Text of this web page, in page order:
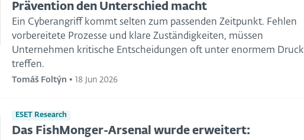
Prävention den Unterschied macht
Ein Cyberangriff kommt selten zum passenden Zeitpunkt. Fehlen
vorbereitete Prozesse und klare Zuständigkeiten, müssen
Unternehmen kritische Entscheidungen oft unter enormem Druck
treffen.
Tomáš Foltýn • 18 Jun 2026
ESET Research
Das FishMonger-Arsenal wurde erweitert: